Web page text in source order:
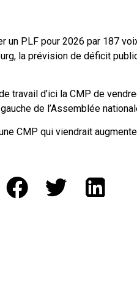
un PLF pour 2026 par 187
la prévision de déficit
travail d’ici la CMP de
de l’Assemblée
CMP qui viendrait